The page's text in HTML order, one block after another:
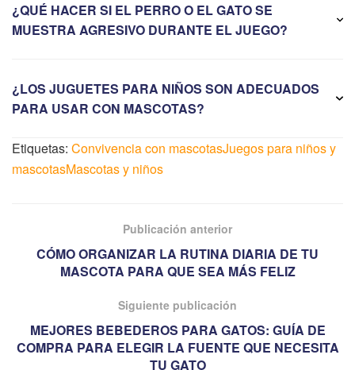
¿QUÉ HACER SI EL PERRO O EL GATO SE
MUESTRA AGRESIVO DURANTE EL JUEGO?
¿LOS JUGUETES PARA NIÑOS SON ADECUADOS
PARA USAR CON MASCOTAS?
Etiquetas: Convivencia con mascotasJuegos para niños y
mascotasMascotas y niños
Publicación anterior
CÓMO ORGANIZAR LA RUTINA DIARIA DE TU
MASCOTA PARA QUE SEA MÁS FELIZ
Siguiente publicación
MEJORES BEBEDEROS PARA GATOS: GUÍA DE
COMPRA PARA ELEGIR LA FUENTE QUE NECESITA
TU GATO